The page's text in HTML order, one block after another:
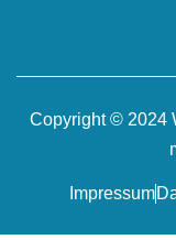
Copyright © 2024
Impressum